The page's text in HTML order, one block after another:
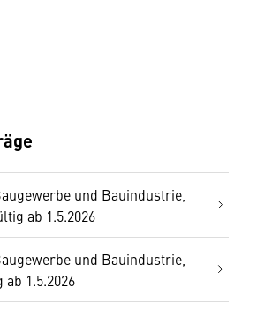
und Bauindustrie,
ab 1.5.2026
und Bauindustrie,
1.5.2026